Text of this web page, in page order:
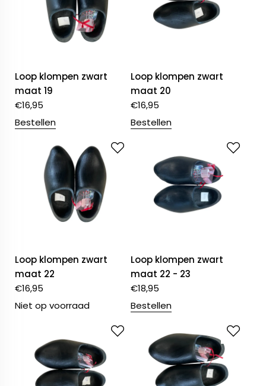
Loop klompen zwart
maat 19
€16,95
Bestellen
Loop klompen zwart
maat 20
€16,95
Bestellen
Loop klompen zwart
maat 22
€16,95
Niet op voorraad
Loop klompen zwart
maat 22 - 23
€18,95
Bestellen